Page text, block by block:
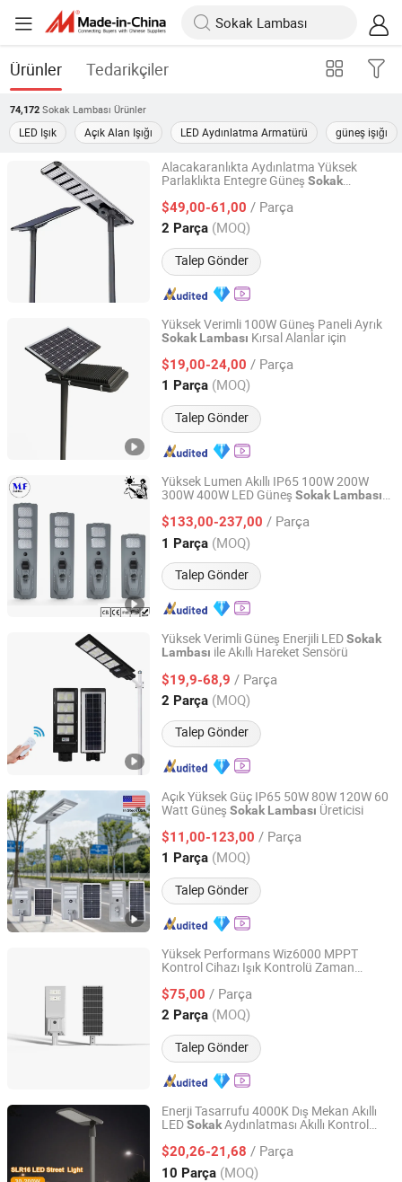
Ürünler Tedarikçiler
74,172 Sokak Lambası Ürünler
LED Işık Açık Alan Işığı LED Aydınlatma Armatürü güneş işığı
Alacakaranlıkta Aydınlatma Yüksek
Parlaklıkta Entegre Güneş Sokak
Otoyollar için
$49,00-61,00 / Parça
2 Parça (MOQ)
Talep Gönder
Jiangsu Shangying Photoelectric Technology Co., Ltd
Jiangsu, China Fiyat 2024
Yüksek Verimli 100W Güneş Paneli Ayrık
Sokak Lambası Kırsal Alanlar için
$19,00-24,00 / Parça
1 Parça (MOQ)
Talep Gönder
Zhongjing Rongguang New Energy Jiangsu Co., Ltd.
Jiangsu, China Fiyat 2025
Yüksek Lumen Akıllı IP65 100W 200W
300W 400W LED Güneş Sokak Lambası
Deniz Kenarı Yürüyüş Yolu için
$133,00-237,00 / Parça
1 Parça (MOQ)
Talep Gönder
Ming Feng Lighting Co.,Ltd.
Guangdong, China Fiyat 2023
Yüksek Verimli Güneş Enerjili LEDSokak
Lambası ile Akıllı Hareket Sensörü
$19,9-68,9 / Parça
2 Parça (MOQ)
Talep Gönder
Zhongjing Rongguang New Energy Jiangsu Co., Ltd.
Jiangsu, China Fiyat 2025
Açık Yüksek Güç IP65 50W 80W 120W 60
Watt Güneş Sokak Lambası Üreticisi
$11,00-123,00 / Parça
1 Parça (MOQ)
Talep Gönder
Shenzhen BBier Lighting Co., Ltd.
Guangdong, China Fiyat 2012
Yüksek Performans Wiz6000 MPPT
Kontrol Cihazı Işık Kontrolü Zaman
$75,00 / Parça
2 Parça (MOQ)
Talep Gönder
Jiangsu Longen Lighting Co., Ltd.
Jiangsu, China Fiyat 2026
Enerji Tasarrufu 4000K Dış Mekan Akıllı
LEDSokakAydınlatması Akıllı Kontrol
LED Otopark Işığı
$20,26-21,68 / Parça
10 Parça (MOQ)
Ningbo Sunle Lighting Electric Co., Ltd.
Zhejiang, China Fiyat 2014